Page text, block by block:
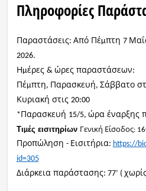
Πληροφορίες
Παραστάσεις: Από Πέμπτη 7
2026.
Ημέρες & ώρες παραστάσεων:
Πέμπτη, Παρασκευή, Σάββατο
Κυριακή στις 20:00
*Παρασκευή 15/5, ώρα έναρξης
Τιμές εισιτηρίων Γενική Είσοδος: 16
Προπώληση - Εισιτήρια: https://
id=305
Διάρκεια παράστασης: 77’ (